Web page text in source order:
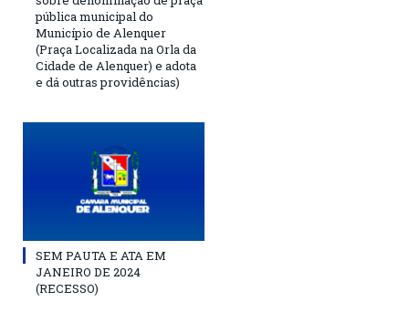
pública municipal do
Município de Alenquer
(Praça Localizada na Orla da
Cidade de Alenquer) e adota
e dá outras providências)
SEM PAUTA E ATA EM
JANEIRO DE 2024
(RECESSO)